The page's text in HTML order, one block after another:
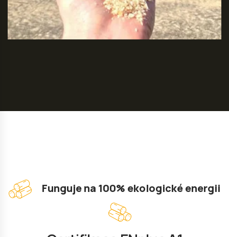
Funguje na 100% ekologické energii